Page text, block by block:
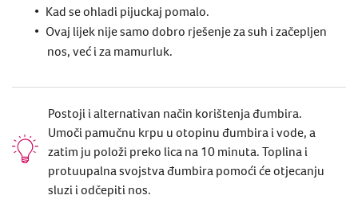
Kad se ohladi pijuckaj pomalo.
Ovaj lijek nije samo dobro rješenje za suh i začepljen
nos, već i za mamurluk.
Postoji i alternativan način korištenja đumbira.
Umoči pamučnu krpu u otopinu đumbira i vode, a
zatim ju položi preko lica na 10 minuta. Toplina i
protuupalna svojstva đumbira pomoći će otjecanju
sluzi i odčepiti nos.